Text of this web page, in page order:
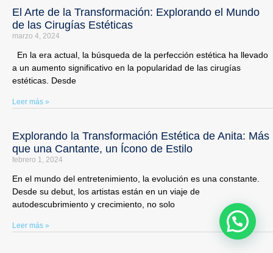
El Arte de la Transformación: Explorando el Mundo
de las Cirugías Estéticas
marzo 4, 2024
En la era actual, la búsqueda de la perfección estética ha llevado
a un aumento significativo en la popularidad de las cirugías
estéticas. Desde
Leer más »
Explorando la Transformación Estética de Anita: Más
que una Cantante, un Ícono de Estilo
febrero 1, 2024
En el mundo del entretenimiento, la evolución es una constante.
Desde su debut, los artistas están en un viaje de
autodescubrimiento y crecimiento, no solo
Leer más »